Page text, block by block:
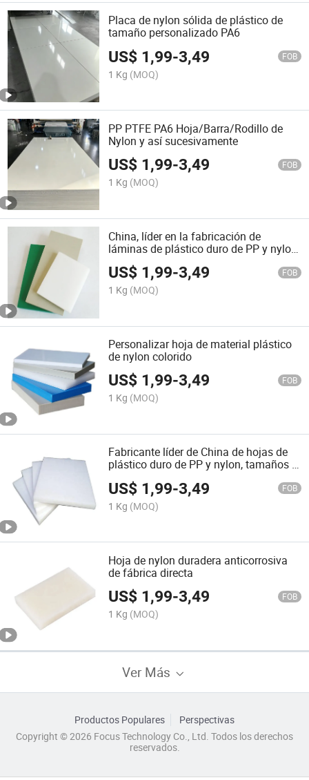
Placa de nylon sólida de plástico de
tamaño personalizado PA6
US$ 1,99-3,49 FOB
1 Kg (MOQ)
PP PTFE PA6 Hoja/Barra/Rodillo de
Nylon y así sucesivamente
US$ 1,99-3,49 FOB
1 Kg (MOQ)
China, líder en la fabricación de
láminas de plástico duro de PP y nylon
en cualquier tamaño y color disponible
US$ 1,99-3,49 FOB
1 Kg (MOQ)
Personalizar hoja de material plástico
de nylon colorido
US$ 1,99-3,49 FOB
1 Kg (MOQ)
Fabricante líder de China de hojas de
plástico duro de PP y nylon, tamaños y
de corte disponibles
US$ 1,99-3,49 FOB
1 Kg (MOQ)
Hoja de nylon duradera anticorrosiva
de fábrica directa
US$ 1,99-3,49 FOB
1 Kg (MOQ)
Ver Más
Productos Populares
Perspectivas
Copyright © 2026 Focus Technology Co., Ltd. Todos los derechos
reservados.